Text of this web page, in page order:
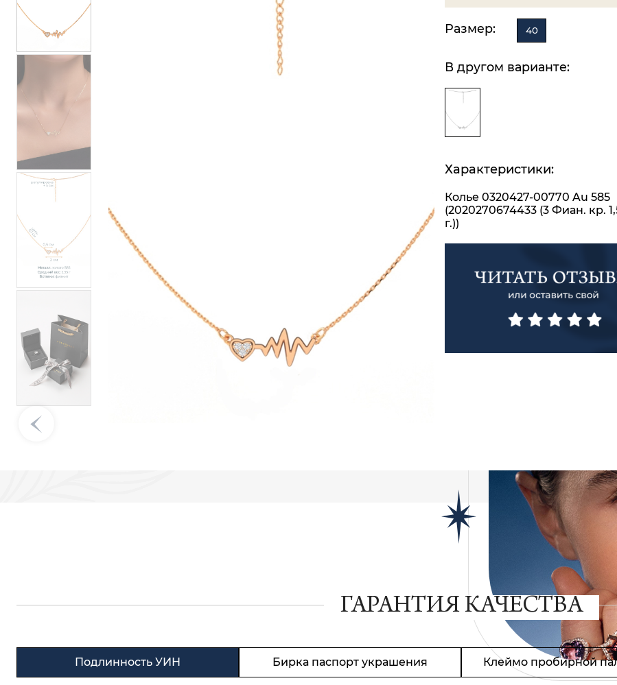
Размер: 40
В другом варианте:
Характеристики:
Колье 0320427-00770 Au 585
(2020270674433 (3 Фиан. кр.
г.))
ГАРАНТИЯ КАЧЕСТВА
Подлинность УИН Бирка паспорт украшения Клеймо пробирной